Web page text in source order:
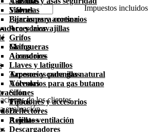
Válvulas
Barras para cortina
Accesorios
Grifos
Aireadores
Llaves y latiguillos
Tapones y cadenillas
Válvulas
Sifones
Fijaciones y accesorios
Asientos
Descargadores
Sifones
Fijaciones y accesorios
y lavavajillas
Grifos
Mangueras
Accesorios
Accesorios para gas natural
Accesorios para gas butano
Tubos
Deflectores
Rejillas ventilación
Impuestos incluidos
de los clientes
evaluación